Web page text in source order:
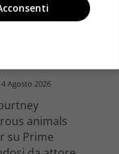
su Prime
4 Agosto 2026
animals
su Prime